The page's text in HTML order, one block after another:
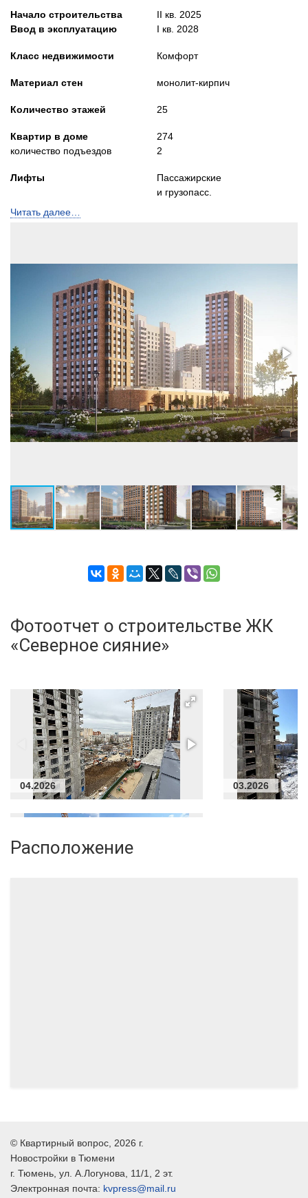
Начало строительства
Ввод в эксплуатацию
Класс недвижимости
Материал стен
Количество этажей
Квартир в доме
количество подъездов
Лифты
Высота потолков, м
II кв. 2025
I кв. 2028
Комфорт
монолит-кирпич
25
274
2
Пассажирские
и грузопасс.
Читать далее…
Фотоотчет о строительстве ЖК
«Северное сияние»
04.2026 03.2026
Расположение
© Квартирный вопрос , 2026 г.
Новостройки в Тюмени
г. Тюмень , ул. А.Логунова, 11/1, 2 эт.
Электронная почта: kvpress@mail.ru